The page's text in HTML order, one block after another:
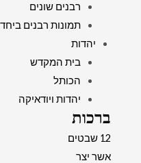
רבנים שונים
תמונות רבנים ביחד
יהדות
בית המקדש
הכותל
יהדות ויודאיקה
ברכות
12 שבטים
אשר יצר